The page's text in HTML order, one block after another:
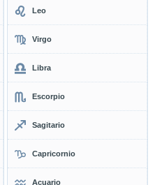
Leo
Virgo
Libra
Escorpio
Sagitario
Capricornio
Acuario